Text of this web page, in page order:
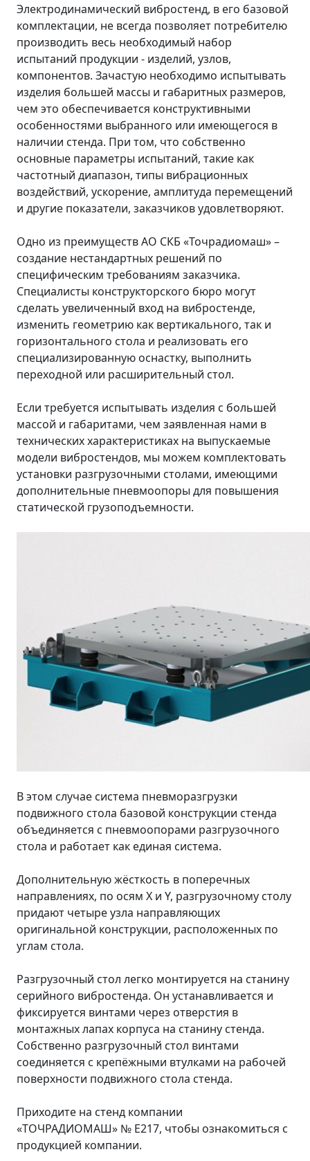
Электродинамический вибростенд, в его базовой
комплектации, не всегда позволяет потребителю
производить весь необходимый набор
испытаний продукции - изделий, узлов,
компонентов. Зачастую необходимо испытывать
изделия большей массы и габаритных размеров,
чем это обеспечивается конструктивными
особенностями выбранного или имеющегося в
наличии стенда. При том, что собственно
основные параметры испытаний, такие как
частотный диапазон, типы вибрационных
воздействий, ускорение, амплитуда перемещений
и другие показатели, заказчиков удовлетворяют.
Одно из преимуществ АО СКБ «Точрадиомаш» –
создание нестандартных решений по
специфическим требованиям заказчика.
Специалисты конструкторского бюро могут
сделать увеличенный вход на вибростенде,
изменить геометрию как вертикального, так и
горизонтального стола и реализовать его
специализированную оснастку, выполнить
переходной или расширительный стол.
Если требуется испытывать изделия с большей
массой и габаритами, чем заявленная нами в
технических характеристиках на выпускаемые
модели вибростендов, мы можем комплектовать
установки разгрузочными столами, имеющими
дополнительные пневмоопоры для повышения
статической грузоподъемности.
В этом случае система пневморазгрузки
подвижного стола базовой конструкции стенда
объединяется с пневмоопорами разгрузочного
стола и работает как единая система.
Дополнительную жёсткость в поперечных
направлениях, по осям X и Y, разгрузочному столу
придают четыре узла направляющих
оригинальной конструкции, расположенных по
углам стола.
Разгрузочный стол легко монтируется на станину
серийного вибростенда. Он устанавливается и
фиксируется винтами через отверстия в
монтажных лапах корпуса на станину стенда.
Собственно разгрузочный стол винтами
соединяется с крепёжными втулками на рабочей
поверхности подвижного стола стенда.
Приходите на стенд компании
«ТОЧРАДИОМАШ» № Е217, чтобы ознакомиться с
продукцией компании.